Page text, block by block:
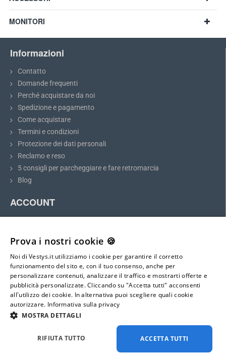
Raccomandazione:
dimensioni della luce della targa e confrontarle con il modello
selezionato.
Telecamera di retromarcia per Jeep
Renegade
perfettamente al posto della luce della targa. L'installazione è
semplice e non richiede modifiche meccaniche alla carrozzeria del
illuminazione completa per la targa.
Installate la telecamera di parcheggio e collegatela al monitor
seguendo le istruzioni dettagliate ma sempliciincluse nella
confezione. La telecameraha un connettore 4-PIN MINI con un
diametro di soli 6 mm, il che consente di farla passare facilmente
all'interno della carrozzeria. Dopo aver inserito la retromarcia, la
telecamera e il monitor si attivano automaticamente,
permettendovi di parcheggiare in sicurezza.
Di serie, la telecamera è dotata di linee guida statiche per la
distanza, che aiutano a stimare meglio la distanza dagli ostacoli.
MONITORI
Informazioni
Contatto
Domande frequenti
Perché acquistare da noi
Spedizione e pagamento
Come acquistare
Termini e condizioni
Protezione dei dati personali
Reclamo e reso
5 consigli per parcheggiare e fare retromarcia
Blog
ACCOUNT
Accesso
Mappa del sito
E-mail:
info@vestys.it
Tutti i diritti riservati © 2026vestys.it
Prova i nostri cookie 🍪
Noi di Vestys.it utilizziamo i cookie per garantire il corretto
funzionamento del sito e, con il tuo consenso, anche per
personalizzare contenuti, analizzare il traffico e mostrarti offerte e
pubblicità personalizzate. Cliccando su "Accetta tutti" acconsenti
all'utilizzo dei cookie. In alternativa puoi scegliere quali cookie
autorizzare. Informativa sulla privacy
MOSTRA DETTAGLI
ACCETTA TUTTI
RIFIUTA TUTTO